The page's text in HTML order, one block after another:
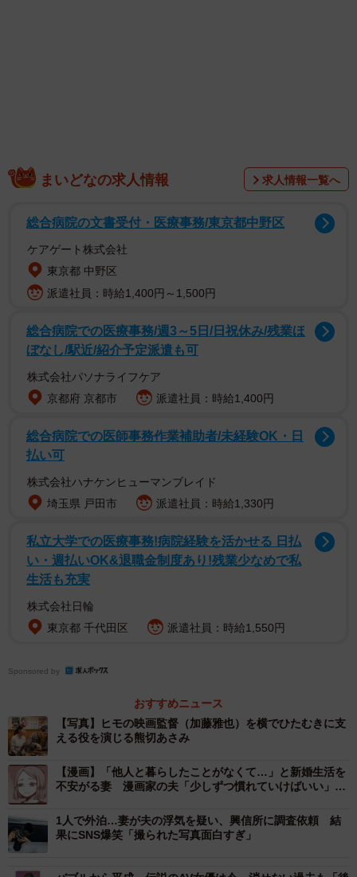
恋に盲目なタマコに「恋愛とはハマり過ぎるとよくないも
いうご本人もステイホームをきっかけに思わぬ心境に辿り
着いたらしい。
「コロナ禍での家から出られない期間を経て、一人時間の
ますが、一人の時間がものすごく楽しい」と魅力を発見。
熊切あさ美
で快適な時代です。一人で配信作品の世界に没入しながら
の家飲みはコスパもいいし快適。一昔前と違ってライフス
タイルは大きく変化しました。不謹慎かもしれませんが、
一人でいることは苦ではなかったので毎日幸せを感じなが
ら生きていました」。
まいどなの求人情報 求人情報一覧へ
総合病院の文書受付・医療事務/東京都中野区
ケアゲート株式会社
東京都 中野区
派遣社員：時給1,400円～1,500円
総合病院での医療事務/週3～5日/日祝休み/残業ほ
ぼなし/駅近/紹介予定派遣も可
株式会社パソナライフケア
京都府 京都市
派遣社員：時給1,400円
総合病院での医師事務作業補助者/未経験OK・日
払い可
株式会社ハナケンヒューマンブレイド
埼玉県 戸田市
派遣社員：時給1,330円
私立大学での医療事務!病院経験を活かせる 日払
い・週払いOK&退職金制度あり!残業少なめで私
生活も充実
株式会社日輪
東京都 千代田区
派遣社員：時給1,550円
Sponsored by
おすすめニュース
【写真】ヒモの映画監督（加藤雅也）を横でひたむきに支
える役を演じる熊切あさみ
【漫画】「他人と暮らしたことがなくて…」と新婚生活を
不安がる妻 漫画家の夫「少しずつ慣れていけばいい」→
1人で外泊…妻が夫の浮気を疑い、興信所に調査依頼 結
果にSNS爆笑「撮られた写真面白すぎ」